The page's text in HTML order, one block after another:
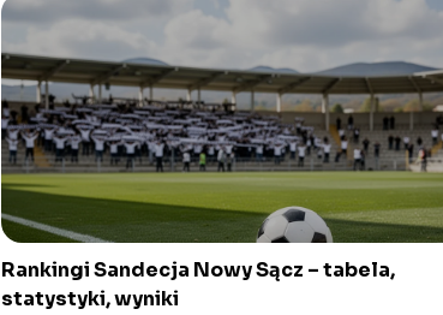
Rankingi Sandecja Nowy Sącz – tabela,
statystyki, wyniki